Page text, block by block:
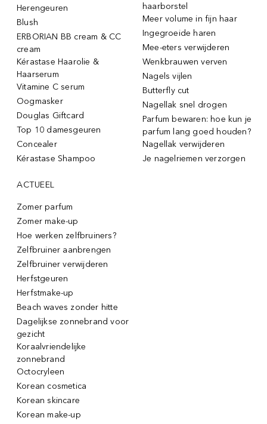
Herengeuren
Blush
ERBORIAN BB cream & CC
cream
Kérastase Haarolie &
Haarserum
Vitamine C serum
Oogmasker
Douglas Giftcard
Top 10 damesgeuren
Concealer
Kérastase Shampoo
haarborstel
Meer volume in fijn haar
Ingegroeide haren
Mee-eters verwijderen
Wenkbrauwen verven
Nagels vijlen
Butterfly cut
Nagellak snel drogen
Parfum bewaren: hoe kun je
parfum lang goed houden?
Nagellak verwijderen
Je nagelriemen verzorgen
ACTUEEL
Zomer parfum
Zomer make-up
Hoe werken zelfbruiners?
Zelfbruiner aanbrengen
Zelfbruiner verwijderen
Herfstgeuren
Herfstmake-up
Beach waves zonder hitte
Dagelijkse zonnebrand voor
gezicht
Koraalvriendelijke
zonnebrand
Octocryleen
Korean cosmetica
Korean skincare
Korean make-up